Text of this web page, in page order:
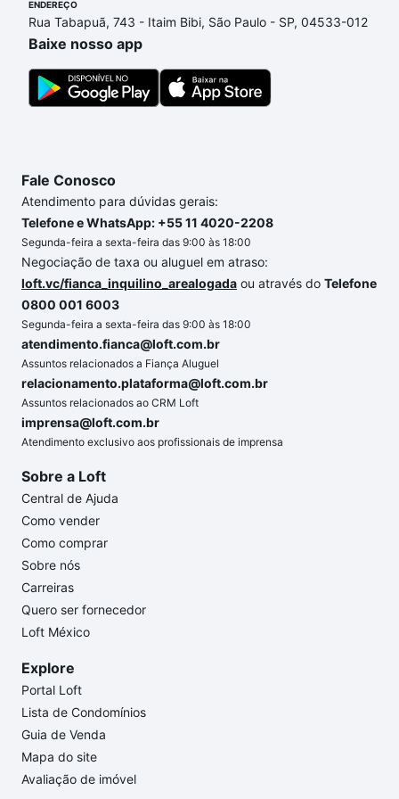
ainda tem alguma dúvida dos custos envolvidos no
processo de compra, veja em nosso portal quanto
custa comprar um apartamento
gente para comprar o imóvel dos seus sonhos com
segurança e conforto. Loft, com você até as
ENDEREÇO
Rua Tabapuã, 743 - Itaim Bibi, São Paulo - SP, 04533-012
Baixe nosso app
Fale Conosco
Atendimento para dúvidas gerais:
Telefone e WhatsApp: +55 11 4020-2208
Segunda-feira a sexta-feira das 9:00 às 18:00
Negociação de taxa ou aluguel em atraso:
loft.vc/fianca_inquilino_arealogada ou através do Telefone
0800 001 6003
Segunda-feira a sexta-feira das 9:00 às 18:00
atendimento.fianca@loft.com.br
Assuntos relacionados a Fiança Aluguel
relacionamento.plataforma@loft.com.br
Assuntos relacionados ao CRM Loft
imprensa@loft.com.br
Atendimento exclusivo aos profissionais de imprensa
Sobre a Loft
Central de Ajuda
Como vender
Como comprar
Sobre nós
Carreiras
Quero ser fornecedor
Loft México
Explore
Portal Loft
Lista de Condomínios
Guia de Venda
Mapa do site
Avaliação de imóvel